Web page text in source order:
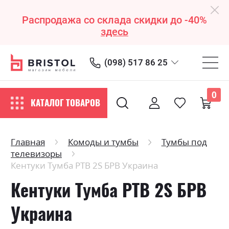
Распродажа со склада скидки до -40%
здесь
(098) 517 86 25
КАТАЛОГ ТОВАРОВ
0
Главная Комоды и тумбы
Тумбы под
телевизоры
Кентуки Тумба РТВ 2S БРВ Украина
Кентуки Тумба РТВ 2S БРВ
Украина